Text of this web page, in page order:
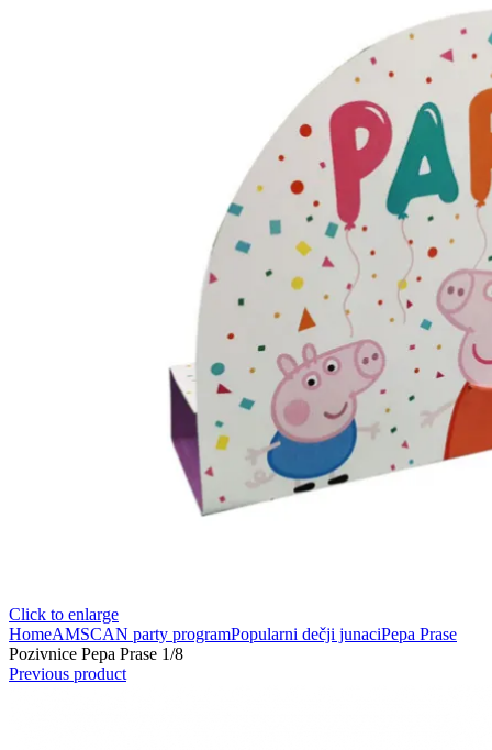
Click to enlarge
HomeAMSCAN party programPopularni dečji junaciPepa Prase
Pozivnice Pepa Prase 1/8
Previous product